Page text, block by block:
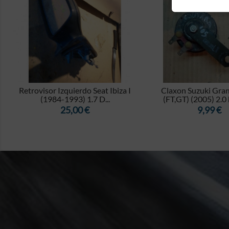
Retrovisor Izquierdo Seat Ibiza I
(1984-1993) 1.7 D...
Precio
25,00 €

Claxon Suzuki
(FT,GT) (2005) 2.0
Precio
9,99 €
